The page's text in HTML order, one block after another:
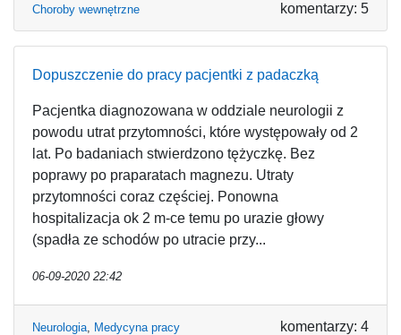
Choroby wewnętrzne komentarzy: 5
Dopuszczenie do pracy pacjentki z padaczką
Pacjentka diagnozowana w oddziale neurologii z
powodu utrat przytomności, które występowały od 2
lat. Po badaniach stwierdzono tężyczkę. Bez
poprawy po praparatach magnezu. Utraty
przytomności coraz częściej. Ponowna
hospitalizacja ok 2 m-ce temu po urazie głowy
(spadła ze schodów po utracie przy...
06-09-2020 22:42
Neurologia, Medycyna pracy komentarzy: 4